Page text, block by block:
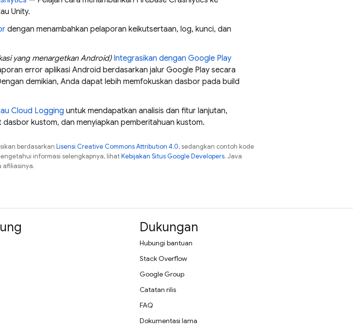
Unity.
dengan menambahkan pelaporan keikutsertaan, log, kunci, dan
yang menargetkan Android) Integrasikan dengan Google Play
error aplikasi Android berdasarkan jalur Google Play secara
demikian, Anda dapat lebih memfokuskan dasbor pada build
Cloud Logging untuk mendapatkan analisis dan fitur lanjutan,
kustom, dan menyiapkan pemberitahuan kustom.
berdasarkan Lisensi Creative Commons Attribution 4.0, sedangkan contoh kode
informasi selengkapnya, lihatKebijakan Situs Google Developers. Java
afiliasinya.
Dukungan
Hubungi bantuan
Stack Overflow
Google Group
Catatan rilis
FAQ
Dokumentasi lama